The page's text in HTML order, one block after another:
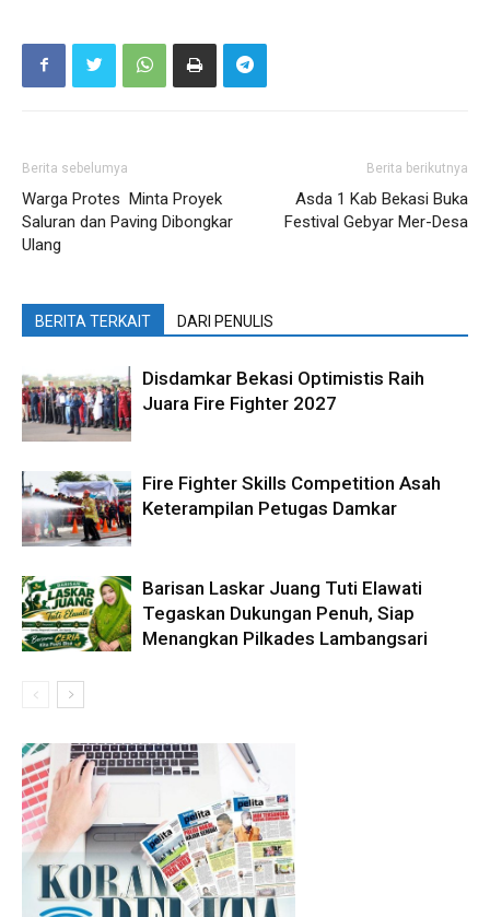
Berita sebelumya
Warga Protes Minta Proyek
Saluran dan Paving Dibongkar
Ulang
Berita berikutnya
Asda 1 Kab Bekasi Buka
Festival Gebyar Mer-Desa
BERITA TERKAIT DARI PENULIS
Disdamkar Bekasi Optimistis Raih
Juara Fire Fighter 2027
Fire Fighter Skills Competition Asah
Keterampilan Petugas Damkar
Barisan Laskar Juang Tuti Elawati
Tegaskan Dukungan Penuh, Siap
Menangkan Pilkades Lambangsari